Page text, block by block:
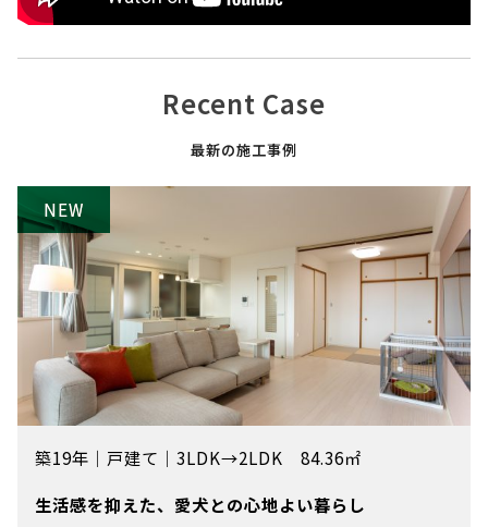
Recent Case
最新の施工事例
築19年 ｜ 戸建て ｜ 3LDK→2LDK 84.36㎡
生活感を抑えた、愛犬との心地よい暮らし